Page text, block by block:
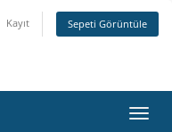
Kayıt Sepeti Görüntüle